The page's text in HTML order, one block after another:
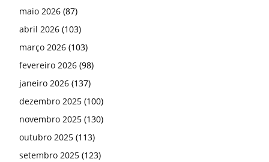
maio 2026 (87)
abril 2026 (103)
março 2026 (103)
fevereiro 2026 (98)
janeiro 2026 (137)
dezembro 2025 (100)
novembro 2025 (130)
outubro 2025 (113)
setembro 2025 (123)